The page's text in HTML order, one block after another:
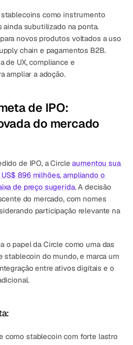
stablecoins como instrumento
ainda subutilizado na ponta.
novos produtos voltados a uso
chain e pagamentos B2B.
de UX, compliance e
ampliar a adoção.
de IPO:
do mercado
de IPO, a Circle aumentou sua
896 milhões, ampliando o
de preço sugerida. A decisão
do mercado, com nomes
participação relevante na
o papel da Circle como uma das
stablecoin do mundo, e marca um
entre ativos digitais e o
como stablecoin com forte lastro